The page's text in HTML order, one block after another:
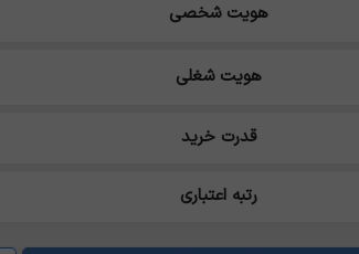
هویت شخصی
هویت شغلی
قدرت خرید
رتبه اعتباری